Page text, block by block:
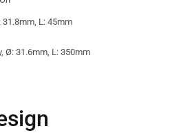
31.8mm, L: 45mm
Ø: 31.6mm, L: 350mm